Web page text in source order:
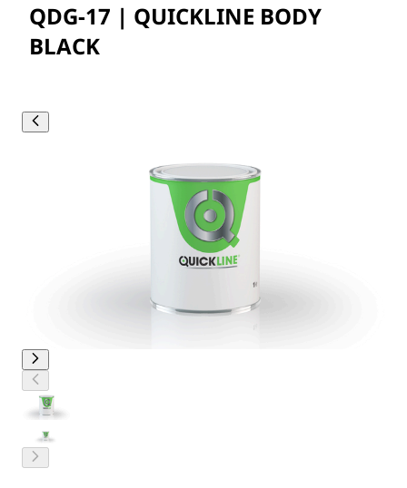
QDG-17 | QUICKLINE BODY
BLACK